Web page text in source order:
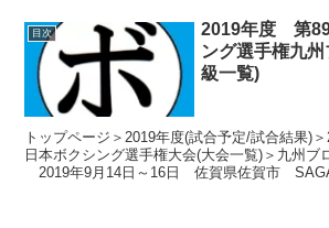
目次
2019年度 第
ング選手権九
級一覧)
トップページ＞2019年度(試合予定/試合結果)
日本ボクシング選手権大会(大会一覧)＞九州ブ
2019年9月14日～16日 佐賀県佐賀市